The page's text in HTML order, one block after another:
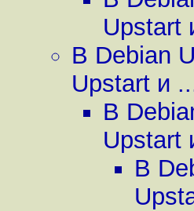
Upstart
В Debian
Upstart и
В
Upstart
В